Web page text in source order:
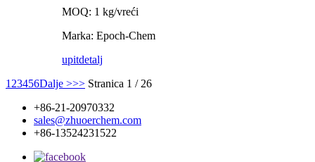
MOQ: 1 kg/vreći
Marka: Epoch-Chem
upitdetalj
1 23456Dalje >>> Stranica 1 / 26
+86-21-20970332
sales@zhuoerchem.com
+86-13524231522